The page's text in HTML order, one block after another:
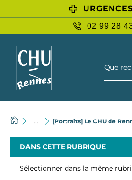
02 99 28
Que
... [Portraits] Le CHU de
DANS CETTE RUBRIQUE
Sélectionner dans la même